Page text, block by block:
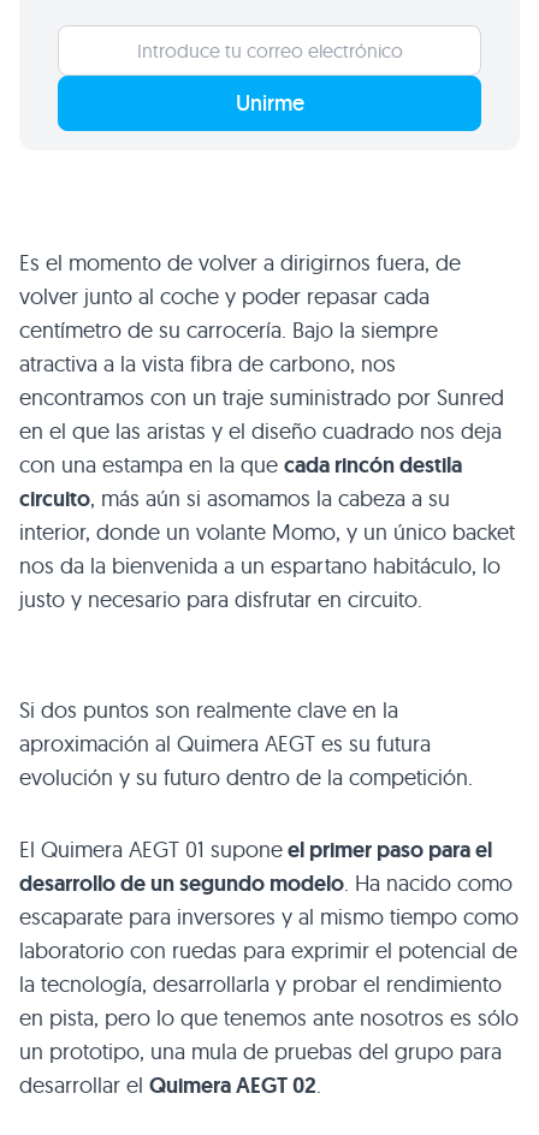
Unirme
Es el momento de volver a dirigirnos fuera, de
volver junto al coche y poder repasar cada
centímetro de su carrocería. Bajo la siempre
atractiva a la vista fibra de carbono, nos
encontramos con un traje suministrado por Sunred
en el que las aristas y el diseño cuadrado nos deja
con una estampa en la que cada rincón destila
circuito, más aún si asomamos la cabeza a su
interior, donde un volante Momo, y un único backet
nos da la bienvenida a un espartano habitáculo, lo
justo y necesario para disfrutar en circuito.
Si dos puntos son realmente clave en la
aproximación al Quimera AEGT es su futura
evolución y su futuro dentro de la competición.
El Quimera AEGT 01 suponeel primer paso para el
desarrollo de un segundo modelo. Ha nacido como
escaparate para inversores y al mismo tiempo como
laboratorio con ruedas para exprimir el potencial de
la tecnología, desarrollarla y probar el rendimiento
en pista, pero lo que tenemos ante nosotros es sólo
un prototipo, una mula de pruebas del grupo para
desarrollar el QuimeraAEGT 02.